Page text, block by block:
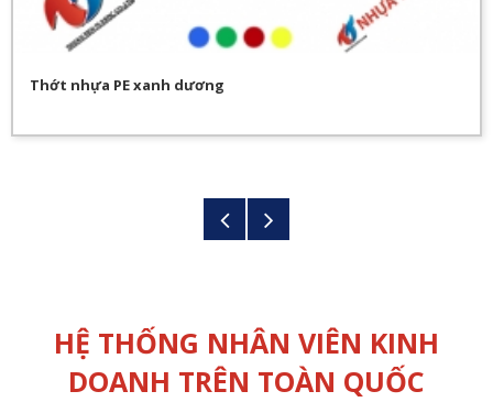
Thớt nhựa PE xanh dương
HỆ THỐNG NHÂN VIÊN KINH
DOANH TRÊN TOÀN QUỐC